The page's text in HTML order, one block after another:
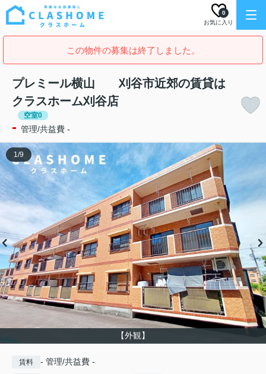
お気に入り
0
この物件の募集は終了しました。
プレミール横山 刈谷市近郊の賃貸は
クラスホーム刈谷店
空室0
- 管理/共益費 -
【外観】
1/9
賃料 - 管理/共益費 -